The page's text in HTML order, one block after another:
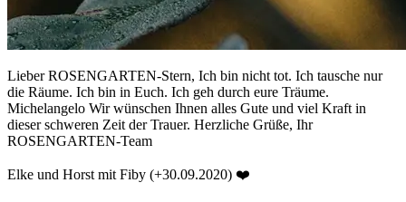
Lieber ROSENGARTEN-Stern, Ich bin nicht tot. Ich tausche nur
die Räume. Ich bin in Euch. Ich geh durch eure Träume.
Michelangelo Wir wünschen Ihnen alles Gute und viel Kraft in
dieser schweren Zeit der Trauer. Herzliche Grüße, Ihr
ROSENGARTEN-Team
Elke und Horst mit Fiby (+30.09.2020) ❤️